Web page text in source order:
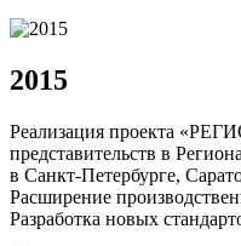
2015
Реализация проекта
представительств в
в Санкт-Петербурге,
Расширение
Разработка новых